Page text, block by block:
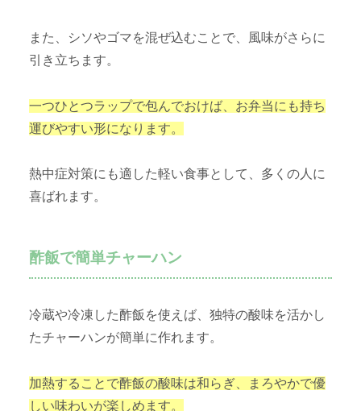
また、シソやゴマを混ぜ込むことで、風味がさらに
引き立ちます。
一つひとつラップで包んでおけば、お弁当にも持ち
運びやすい形になります。
熱中症対策にも適した軽い食事として、多くの人に
喜ばれます。
酢飯で簡単チャーハン
冷蔵や冷凍した酢飯を使えば、独特の酸味を活かし
たチャーハンが簡単に作れます。
加熱することで酢飯の酸味は和らぎ、まろやかで優
しい味わいが楽しめます。